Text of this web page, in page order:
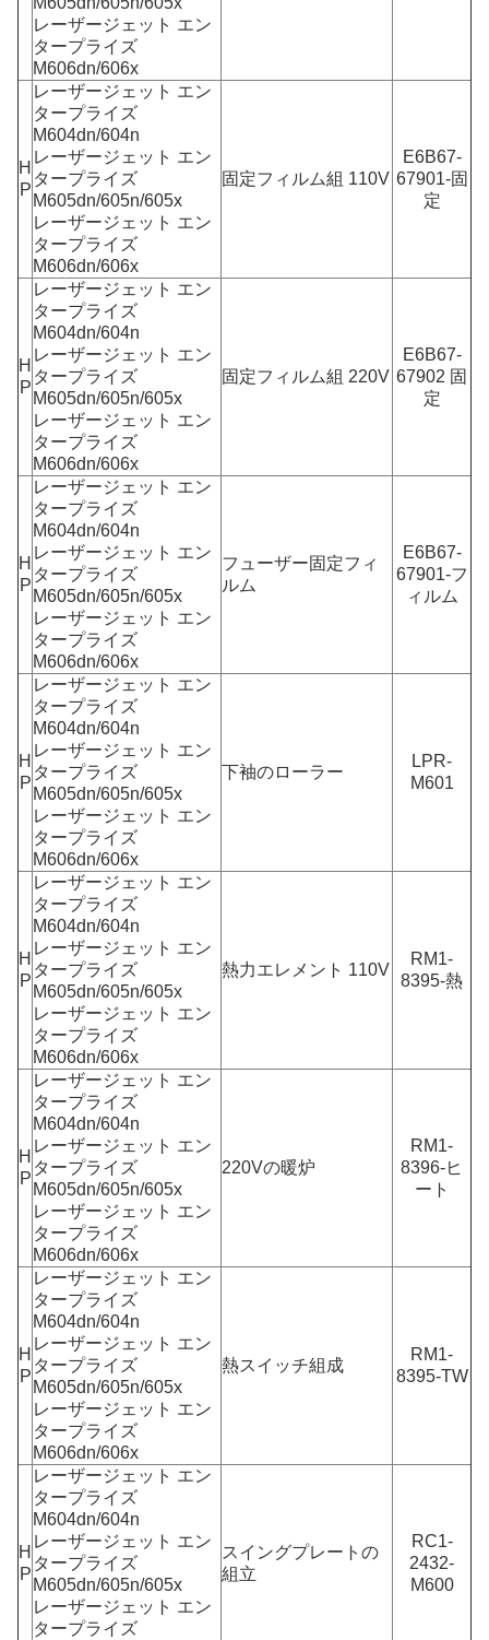
レーザージェット エン
タープライズ
M606dn/606x
H
P
レーザージェット エン
タープライズ
M604dn/604n
レーザージェット エン
タープライズ
M605dn/605n/605x
レーザージェット エン
タープライズ
M606dn/606x
固定フィルム組 110V
E6B67-
67901-固
定
H
P
レーザージェット エン
タープライズ
M604dn/604n
レーザージェット エン
タープライズ
M605dn/605n/605x
レーザージェット エン
タープライズ
M606dn/606x
固定フィルム組 220V
E6B67-
67902 固
定
H
P
レーザージェット エン
タープライズ
M604dn/604n
レーザージェット エン
タープライズ
M605dn/605n/605x
レーザージェット エン
タープライズ
M606dn/606x
フューザー固定フィ
ルム
E6B67-
67901-フ
ィルム
H
P
レーザージェット エン
タープライズ
M604dn/604n
レーザージェット エン
タープライズ
M605dn/605n/605x
レーザージェット エン
タープライズ
M606dn/606x
下袖のローラー
LPR-
M601
H
P
レーザージェット エン
タープライズ
M604dn/604n
レーザージェット エン
タープライズ
M605dn/605n/605x
レーザージェット エン
タープライズ
M606dn/606x
熱力エレメント 110V
RM1-
8395-熱
H
P
レーザージェット エン
タープライズ
M604dn/604n
レーザージェット エン
タープライズ
M605dn/605n/605x
レーザージェット エン
タープライズ
M606dn/606x
220Vの暖炉
RM1-
8396-ヒ
ート
H
P
レーザージェット エン
タープライズ
M604dn/604n
レーザージェット エン
タープライズ
M605dn/605n/605x
レーザージェット エン
タープライズ
M606dn/606x
熱スイッチ組成
RM1-
8395-TW
H
P
レーザージェット エン
タープライズ
M604dn/604n
レーザージェット エン
タープライズ
M605dn/605n/605x
レーザージェット エン
タープライズ
スイングプレートの
組立
RC1-
2432-
M600